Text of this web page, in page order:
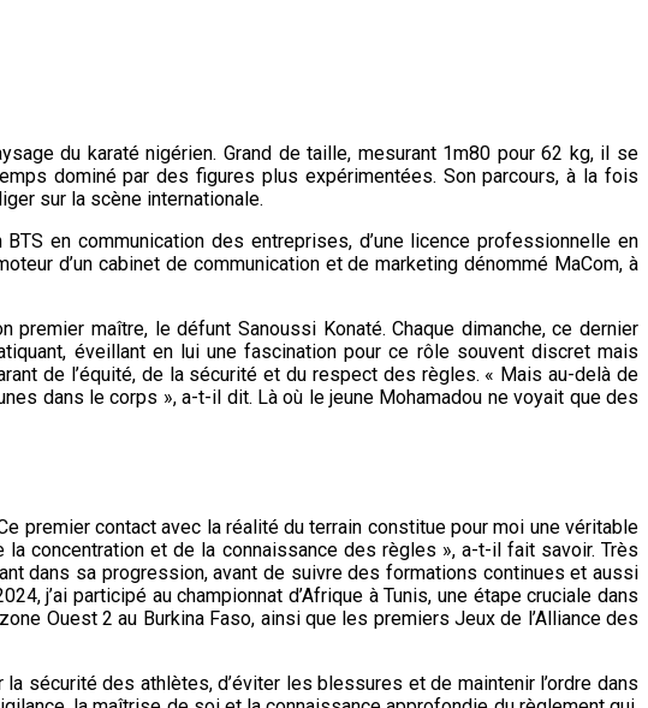
du karaté nigérien. Grand de taille, mesurant 1m80 pour 62 kg, il se
dominé par des figures plus expérimentées. Son parcours, à la fois
sur la scène internationale.
en communication des entreprises, d’une licence professionnelle en
d’un cabinet de communication et de marketing dénommé MaCom, à
premier maître, le défunt Sanoussi Konaté. Chaque dimanche, ce dernier
éveillant en lui une fascination pour ce rôle souvent discret mais
de l’équité, de la sécurité et du respect des règles. « Mais au-delà de
dans le corps », a-t-il dit. Là où le jeune Mohamadou ne voyait que des
premier contact avec la réalité du terrain constitue pour moi une véritable
concentration et de la connaissance des règles », a-t-il fait savoir. Très
dans sa progression, avant de suivre des formations continues et aussi
j’ai participé au championnat d’Afrique à Tunis, une étape cruciale dans
Ouest 2 au Burkina Faso, ainsi que les premiers Jeux de l’Alliance des
sécurité des athlètes, d’éviter les blessures et de maintenir l’ordre dans